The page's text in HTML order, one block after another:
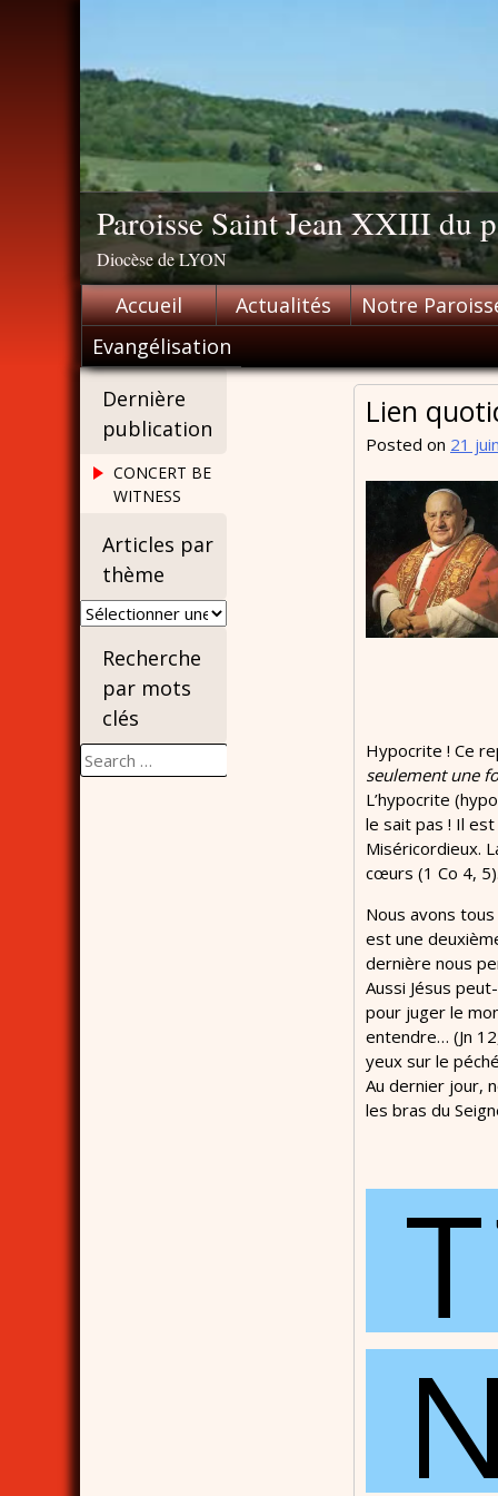
Paroisse Saint Jean XXIII du
Diocèse de LYON
Accueil Actualités
Notre
Evangélisation
Lien
Posted on 21
Hypocrite ! Ce
seulement une
L’hypocrite
le sait pas ! Il
Miséricordieux.
cœurs (1 Co 4,
Nous avons
est une
dernière nous
Aussi Jésus
pour juger le
entendre… (Jn
yeux sur le
Au dernier jour,
les bras du
T
Dernière
publication
CONCERT BE
WITNESS
Articles par
thème
Articles
thème
Recherche
par mots
clés
Search
for: